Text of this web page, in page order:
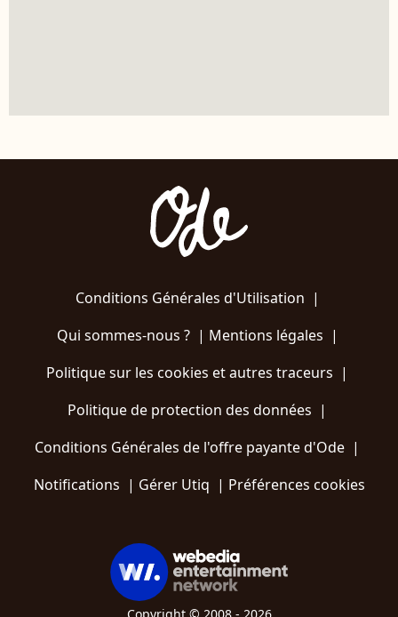
Conditions Générales d'Utilisation |
Qui sommes-nous ?| Mentions légales |
Politique sur les cookies et autres traceurs |
Politique de protection des données |
Conditions Générales de l'offre payante d'Ode |
Notifications | Gérer Utiq | Préférences cookies